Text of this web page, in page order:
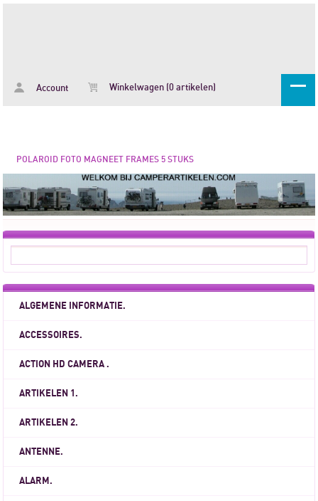
Account Winkelwagen (0 artikelen)
POLAROID FOTO MAGNEET FRAMES 5 STUKS
ALGEMENE INFORMATIE.
ACCESSOIRES.
ACTION HD CAMERA .
ARTIKELEN 1.
ARTIKELEN 2.
ANTENNE.
ALARM.